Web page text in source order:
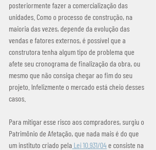
posteriormente fazer a comercialização das
unidades. Como o processo de construção, na
maioria das vezes, depende da evolução das
vendas e fatores externos, é possível que a
construtora tenha algum tipo de problema que
afete seu cronograma de finalização da obra, ou
mesmo que não consiga chegar ao fim do seu
projeto. Infelizmente o mercado está cheio desses
casos.
Para mitigar esse risco aos compradores, surgiu o
Patrimônio de Afetação, que nada mais é do que
um instituto criado pela Lei 10.931/04 e consiste na